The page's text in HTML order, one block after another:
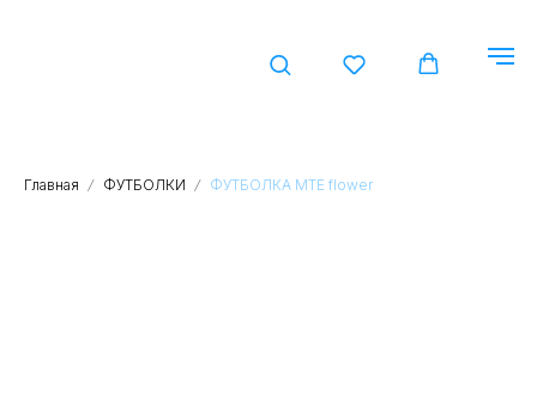
Главная ФУТБОЛКИ ФУТБОЛКА МТЕ flower